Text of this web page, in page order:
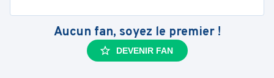
Aucun fan, soyez le premier !
DEVENIR FAN